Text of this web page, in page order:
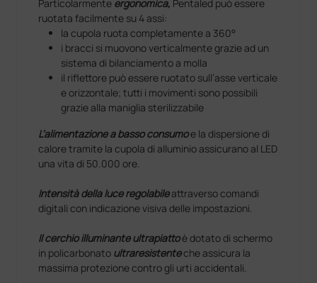
Particolarmente ergonomica, Pentaled può essere
ruotata facilmente su 4 assi:
la cupola ruota completamente a 360°
i bracci si muovono verticalmente grazie ad un
sistema di bilanciamento a molla
il riflettore può essere ruotato sull’asse verticale
e orizzontale; tutti i movimenti sono possibili
grazie alla maniglia sterilizzabile
L’alimentazione a basso consumoe la dispersione di
calore tramite la cupola di alluminio assicurano al LED
una vita di 50.000 ore.
Intensità della luce regolabileattraverso comandi
digitali con indicazione visiva delle impostazioni.
Il cerchio illuminante ultrapiattoè dotato di schermo
in policarbonato ultraresistenteche assicura la
massima protezione contro gli urti accidentali.